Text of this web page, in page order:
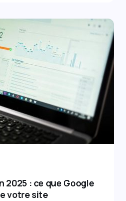
2025 : ce que Google
votre site